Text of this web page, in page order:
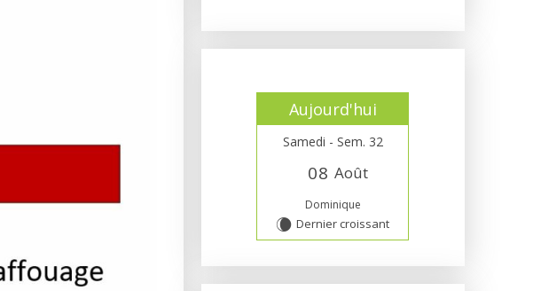
Aujourd'hui
Samedi - Sem. 32
08 Août
Dominique
W Dernier croissant